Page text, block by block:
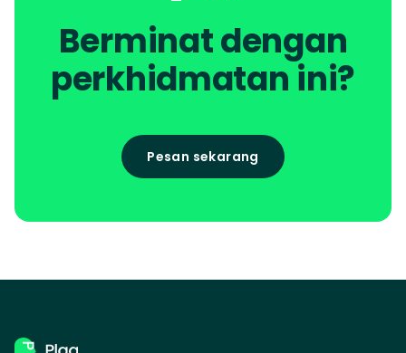
Berminat dengan
perkhidmatan ini?
Pesan sekarang